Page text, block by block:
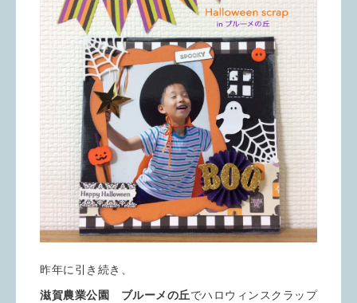
昨年に引き続き、
滋賀農業公園 ブルーメの丘でハロウィンスクラップ